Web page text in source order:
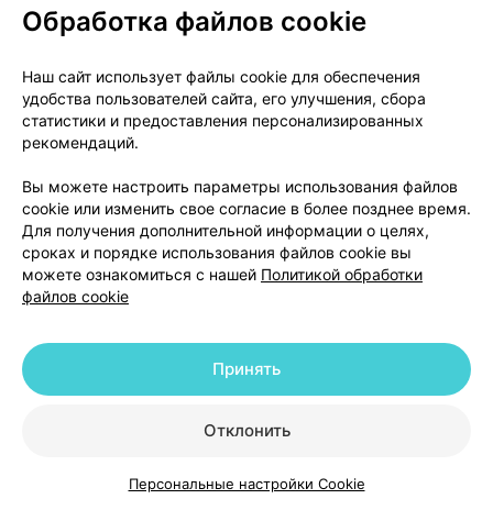
КаталогКорзинаИзбранноеПрофиль
активных метаболитов Ппиоглитазона М-III и М-IV
одновременно с разовой дозой абиратерона
ацетата 1000 мг. Пациенты должны наблюдаться на
наличие признаков токсичности при применении
средствами, являющимися субстратами
изофермента СУР2С8 с узким терапевтическим
индексом.
Применение абиратерона ацетата и лекарственных
средств, удлиняющих интервал QT
уровень андрогенов, могут удлинять интервал QТ,
рекомендуется проявлять осторожность при
применении абиратерона с
лекарственными средствами, удлиняющими
желудочковую тахикардию: противоаритмические
Обработка файлов cookie
Наш сайт использует файлы cookie для обеспечения
удобства пользователей сайта, его улучшения, сбора
статистики и предоставления персонализированных
рекомендаций.
Вы можете настроить параметры использования файлов
cookie или изменить свое согласие в более позднее время.
Для получения дополнительной информации о целях,
сроках и порядке использования файлов cookie вы
можете ознакомиться с нашей Политикой обработки
файлов cookie
Отклонить
Принять
Персональные настройки Cookie